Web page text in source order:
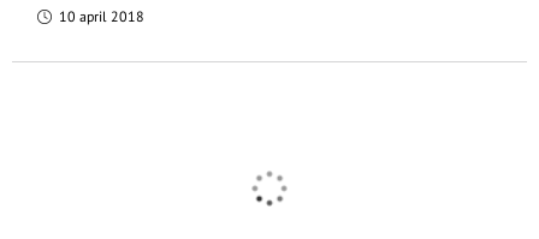
10 april 2018